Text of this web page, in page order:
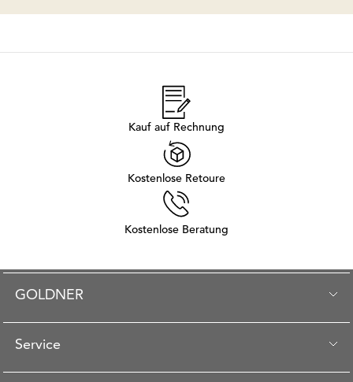
Kauf auf Rechnung
Kostenlose Retoure
Kostenlose Beratung
GOLDNER
Service